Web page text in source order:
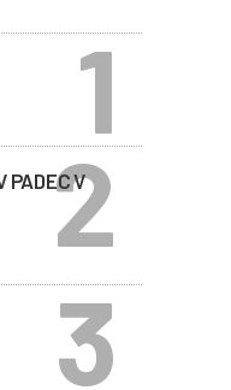
PADEC V